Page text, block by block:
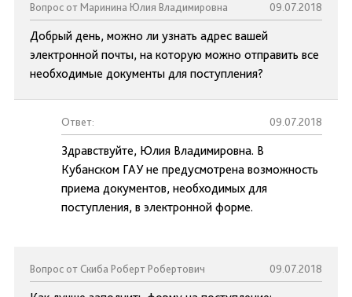
Вопрос от Маринина Юлия Владимировна 09.07.2018
Добрый день, можно ли узнать адрес вашей
электронной почты, на которую можно отправить все
необходимые документы для поступления?
Ответ: 09.07.2018
Здравствуйте, Юлия Владимировна. В
Кубанском ГАУ не предусмотрена возможность
приема документов, необходимых для
поступления, в электронной форме.
Вопрос от Скиба Роберт Робертович 09.07.2018